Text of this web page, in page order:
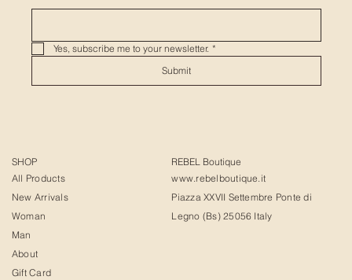
Yes, subscribe me to your newsletter. *
Submit
SHOP
All Products
New Arrivals
Woman
Man
About
Gift Card
REBEL Boutique
www.rebelboutique.it
Piazza XXVII Settembre Ponte di
Legno (Bs) 25056 Italy